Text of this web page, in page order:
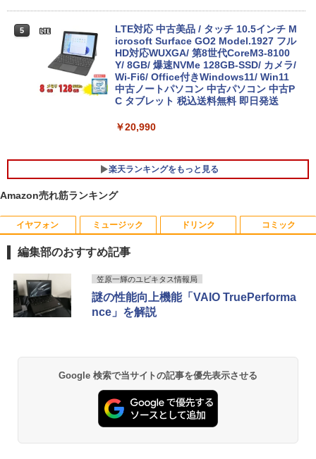
5
LTE対応 中古美品 / タッチ 10.5インチ M
icrosoft Surface GO2 Model.1927 フル
HD対応WUXGA/ 第8世代CoreM3-8100
Y/ 8GB/ 爆速NVMe 128GB-SSD/ カメラ/
Wi-Fi6/ Office付きWindows11/ Win11
中古ノートパソコン 中古パソコン 中古P
C タブレット 税込送料無料 即日発送
￥20,990
楽天ランキングをもっと見る
1
【マラソンセール期間中ポイント5倍】中
古モニター 19インチ スクエア SXGA 12
80x1024 IPSパネル ノングレア DELL P1
搭載 動作確認済み 30日保証 送料無料
￥6,980
2
【期間限定10%OFFクーポン 8/12 10時
まで】 ゲーミングモニター 24.5インチ F
HD 240Hz 1ms Fast IPSパネル HDMI2.0
×1 DP1.4×1 Adaptive Sync対応 フリッ
カーフリー ブルーライトカット モニター
ディスプレイ MAXZEN MGM25IC04-F2
40
1
BARFOUT! SPECIAL EDITION EARLY
AUTUMN 2026 / TIME TRAVEL 岩本 照
（Snow Man） [ ブラウンズブックス ]
￥1,870
￥1,870
（ヤングジャンプコミックス） [ クロマ
Amazon売れ筋ランキング
イヤフォン
Anker Soundcore P40i オフホワイト
￥7,990
￥5,990
ミュージック
BRUCE WAYNE feat. Flo Milli, ATL Jacob
￥250
[Explicit]
￥250
ドリンク
by Amazon 天然水 ラベルレス 500ml ×24本
ウォーター ペットボトル 静岡県産 500ミリリ
ットル (Smart Basic)
【Amazon.co.jp限定】 い・ろ・は・す 2L P
ET ラベルレス ×8本
￥1,112
コミック
薬屋のひとりごと 17巻 (デジタル版ビッグガ
￥770
エース)
￥832
編集部のおすすめ記事
笠原一輝のユビキタス情報局
謎の性能向上機能「VAIO TruePerforma
nce」を解説
Google 検索で当サイトの記事を優先表示させる